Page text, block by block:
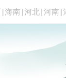
海南 河北 河南